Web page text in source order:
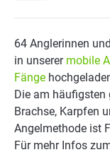
64 Anglerinnen
in unserer mobile
Fänge
Die am häufigsten
Brachse, Karpfen
Angelmethode ist
Für mehr Infos